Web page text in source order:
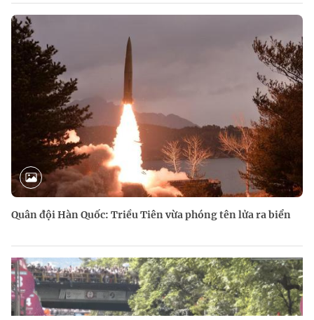
Quân đội Hàn Quốc: Triều Tiên vừa phóng tên lửa ra biển